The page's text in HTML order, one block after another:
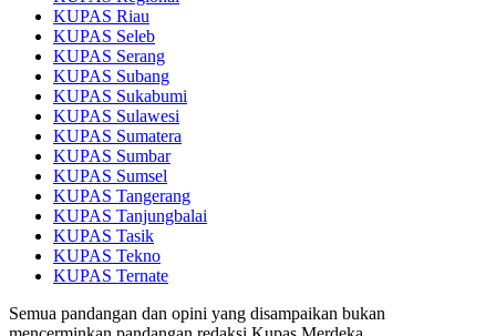
KUPAS Riau
KUPAS Seleb
KUPAS Serang
KUPAS Subang
KUPAS Sukabumi
KUPAS Sulawesi
KUPAS Sumatera
KUPAS Sumbar
KUPAS Sumsel
KUPAS Tangerang
KUPAS Tanjungbalai
KUPAS Tasik
KUPAS Tekno
KUPAS Ternate
Semua pandangan dan opini yang disampaikan bukan